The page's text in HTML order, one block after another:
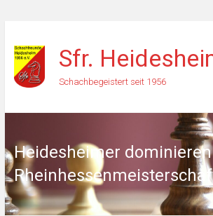
Inhalt
springen
Sfr.
Schachbegeistert seit 1956
Heidesheimer dominieren